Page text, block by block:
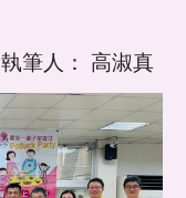
執筆人： 高淑真